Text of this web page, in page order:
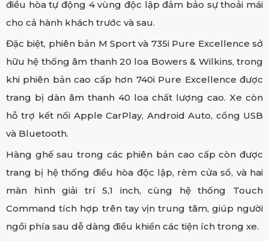
điều hòa tự động 4 vùng độc lập đảm bảo sự thoải mái
cho cả hành khách trước và sau.
Đặc biệt, phiên bản M Sport và 735i Pure Excellence sở
hữu hệ thống âm thanh 20 loa Bowers & Wilkins, trong
khi phiên bản cao cấp hơn 740i Pure Excellence được
trang bị dàn âm thanh 40 loa chất lượng cao. Xe còn
hỗ trợ kết nối Apple CarPlay, Android Auto, cổng USB
và Bluetooth.
Hàng ghế sau trong các phiên bản cao cấp còn được
trang bị hệ thống điều hòa độc lập, rèm cửa sổ, và hai
màn hình giải trí 5,1 inch, cùng hệ thống Touch
Command tích hợp trên tay vịn trung tâm, giúp người
ngồi phía sau dễ dàng điều khiển các tiện ích trong xe.